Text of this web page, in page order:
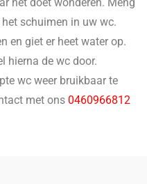
schuimen in uw wc.
en giet er heet water op.
hierna de wc door.
wc weer bruikbaar te
met ons 0460966812